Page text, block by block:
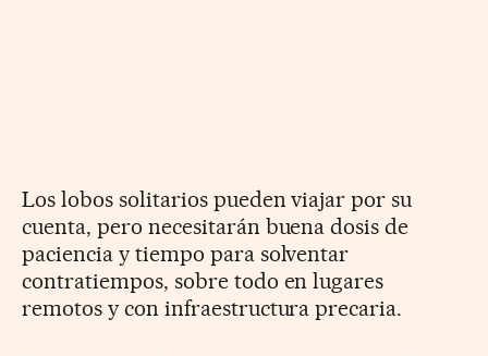
Los lobos solitarios pueden viajar por su
cuenta, pero necesitarán buena dosis de
paciencia y tiempo para solventar
contratiempos, sobre todo en lugares
remotos y con infraestructura precaria.